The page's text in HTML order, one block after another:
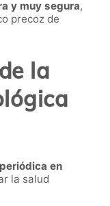
y muy segura,
precoz de
la
en
la salud